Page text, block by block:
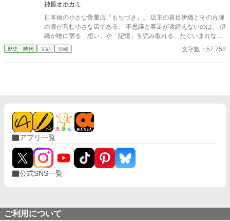
神原オホカミ
日本橋の小さな骨董店『もちづき』。 店主の斑目伊織とその片腕
の凛が営む小さな店である。 不思議と客足が途絶えないのは、 伊
織が物に宿る「想い」や「記憶」を読み取れる、たぐいまれな観
察眼を持っているからであった。 そんなある日、呉服問屋の久兵
衛が、古伊万里の大壺を持ち込んでくる。 無残にひびの入った壺
てネガティヴコメントは控えてください、お願いしますm(_ _)m
◆表紙画像は簡単表紙メーカー様で作成しています。 ◆大変申し
訳ありませんが予告なく非公開にすることがあります。 ◆初挑戦
のジャンルのため、調べ物に検索エンジンのAIモードと誤字脱字
歴史・時代 完結 短編 文字数：57,758
アプリ一覧
公式SNS一覧
ご利用について